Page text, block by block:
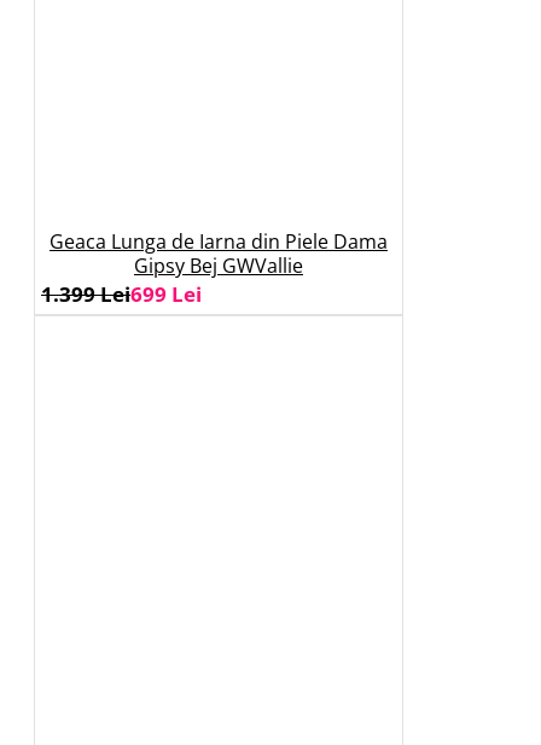
Geaca Lunga de Iarna din Piele Dama
Gipsy Bej GWVallie
699 Lei
1.399 Lei